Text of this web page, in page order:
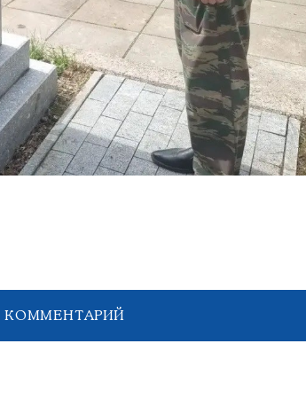
КОММЕНТАРИЙ